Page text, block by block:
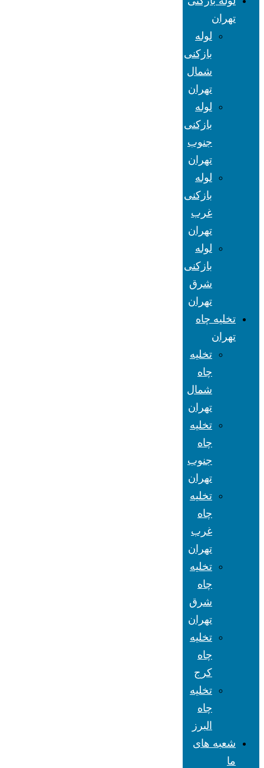
تهران
لوله
بازکنی
شمال
تهران
لوله
بازکنی
جنوب
تهران
لوله
بازکنی
غرب
تهران
لوله
بازکنی
شرق
تهران
تخلیه چاه
تهران
تخلیه
چاه
شمال
تهران
تخلیه
چاه
جنوب
تهران
تخلیه
چاه
غرب
تهران
تخلیه
چاه
شرق
تهران
تخلیه
چاه
کرج
تخلیه
چاه
البرز
شعبه های
ما